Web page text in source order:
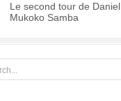
Le second tour de Daniel
Mukoko Samba